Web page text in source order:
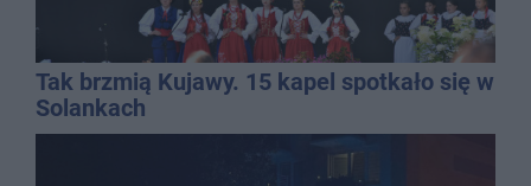
Tak brzmią Kujawy. 15 kapel spotkało się w
Solankach